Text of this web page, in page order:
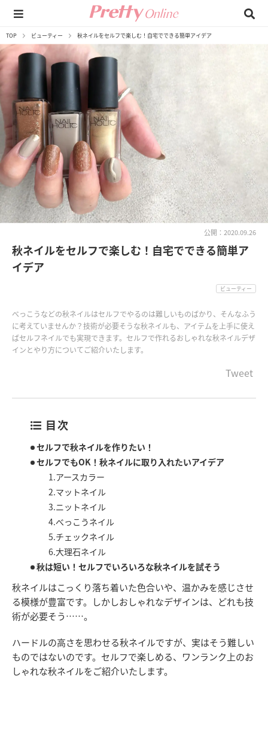
TOP ビューティー 秋ネイルをセルフで楽しむ！自宅でできる簡単アイデア
公開：2020.09.26
秋ネイルをセルフで楽しむ！自宅でできる簡単ア
イデア
ビューティー
べっこうなどの秋ネイルはセルフでやるのは難しいものばかり、そんなふう
に考えていませんか？技術が必要そうな秋ネイルも、アイテムを上手に使え
ばセルフネイルでも実現できます。セルフで作れるおしゃれな秋ネイルデザ
インとやり方についてご紹介いたします。
Tweet
目次
セルフで秋ネイルを作りたい！
セルフでもOK！秋ネイルに取り入れたいアイデア
1.アースカラー
2.マットネイル
3.ニットネイル
4.べっこうネイル
5.チェックネイル
6.大理石ネイル
秋は短い！セルフでいろいろな秋ネイルを試そう
秋ネイルはこっくり落ち着いた色合いや、温かみを感じさせ
る模様が豊富です。しかしおしゃれなデザインは、どれも技
術が必要そう……。
ハードルの高さを思わせる秋ネイルですが、実はそう難しい
ものではないのです。セルフで楽しめる、ワンランク上のお
しゃれな秋ネイルをご紹介いたします。